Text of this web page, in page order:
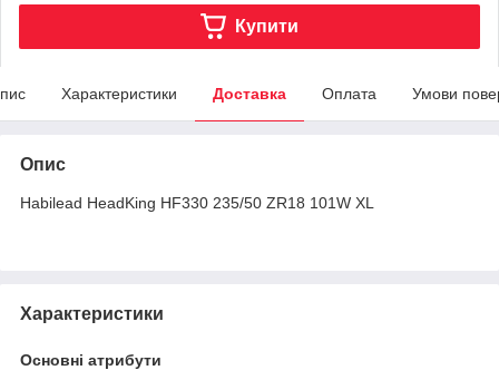
Купити
Характеристики Доставка Оплата Умови
Опис
Habilead HeadKing HF330 235/50 ZR18 101W XL
Характеристики
Основні атрибути